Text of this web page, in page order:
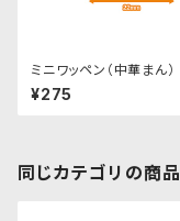
ミニワッペン（中華まん）
¥275
同じカテゴリの商品